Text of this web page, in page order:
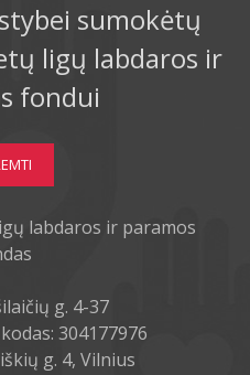
sumokėtų
ligų labdaros ir
fondui
labdaros ir paramos
g. 4-37
304177976
g. 4, Vilnius